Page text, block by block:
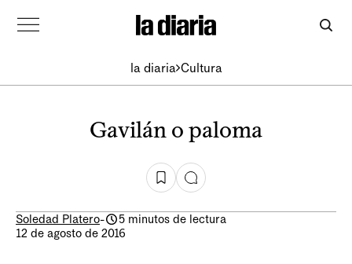
la diaria Cultura
Gavilán o paloma
Soledad Platero-
5 minutos de lectura
12 de agosto de 2016